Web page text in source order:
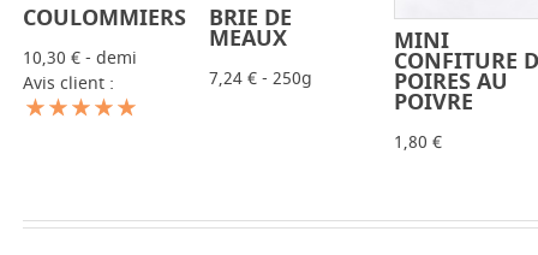
- +
COULOMMIERS
10,30 € - demi
Avis client :
-
BRIE DE
MEAUX
7,24 € - 250g
-
MINI
CONFITURE
POIRES AU
POIVRE
1,80 €